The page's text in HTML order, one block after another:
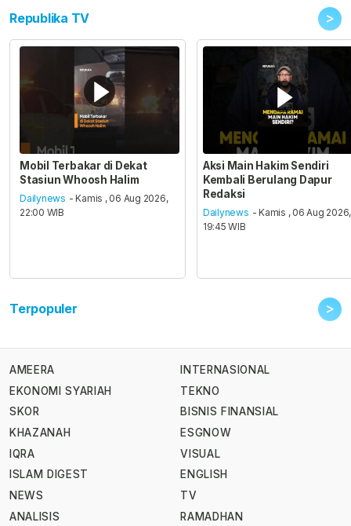
Republika TV >
Mobil Terbakar di Dekat
Stasiun Whoosh Halim
Dailynews - Kamis , 06 Aug 2026,
22:00 WIB
Aksi Main Hakim Sendiri
Kembali Berulang Dapur
Redaksi
Dailynews - Kamis , 06 Aug 2026,
19:45 WIB
Terpopuler >
AMEERA
EKONOMI SYARIAH
SKOR
KHAZANAH
IQRA
ISLAM DIGEST
NEWS
ANALISIS
INTERNASIONAL
TEKNO
BISNIS FINANSIAL
ESGNOW
VISUAL
ENGLISH
TV
RAMADHAN